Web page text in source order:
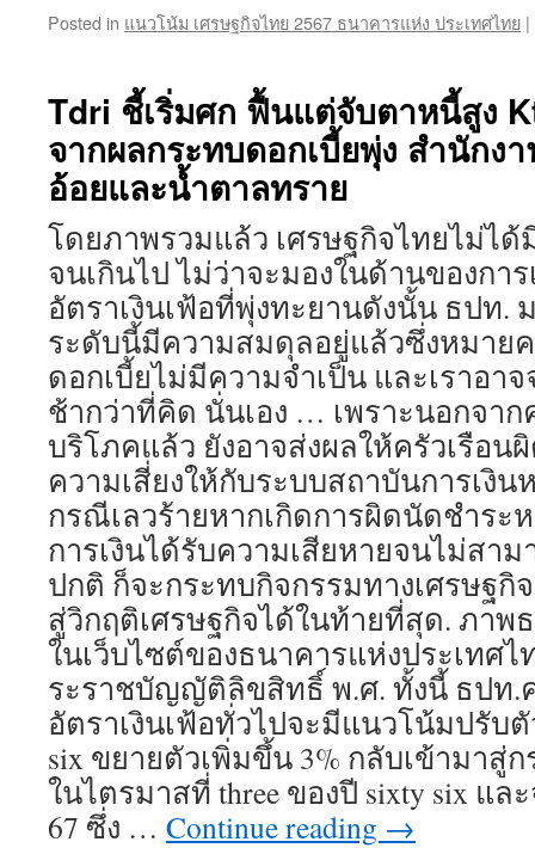
Posted in แนวโน้ม เศรษฐกิจไทย 2567 ธนาคารแห่ง ประเทศไทย |
Tdri ชี้เริ่มศก ฟื้นแต่จับตาหนี้สูง
จากผลกระทบดอกเบี้ยพุ่ง สำนักง
อ้อยและน้ำตาลทราย
โดยภาพรวมแล้ว เศรษฐกิจไทยไม่ไ
จนเกินไป ไม่ว่าจะมองในด้านของกา
อัตราเงินเฟ้อที่พุ่งทะยานดังนั้น ธปท.
ระดับนี้มีความสมดุลอยู่แล้วซึ่งหมาย
ดอกเบี้ยไม่มีความจำเป็น และเราอา
ช้ากว่าที่คิด นั่นเอง … เพราะนอกจาก
บริโภคแล้ว ยังอาจส่งผลให้ครัวเรือน
ความเสี่ยงให้กับระบบสถาบันการเงิ
กรณีเลวร้ายหากเกิดการผิดนัดชำระ
การเงินได้รับความเสียหายจนไม่สา
ปกติ ก็จะกระทบกิจกรรมทางเศรษฐกิ
สู่วิกฤติเศรษฐกิจได้ในท้ายที่สุด. ภา
ในเว็บไซต์ของธนาคารแห่งประเทศ
ระราชบัญญัติลิขสิทธิ์ พ.ศ. ทั้งนี้ ธปท.
อัตราเงินเฟ้อทั่วไปจะมีแนวโน้มปรับ
six ขยายตัวเพิ่มขึ้น 3% กลับเข้ามาสู่ก
ในไตรมาสที่ three ของปี sixty six แล
67 ซึ่ง … Continue reading →